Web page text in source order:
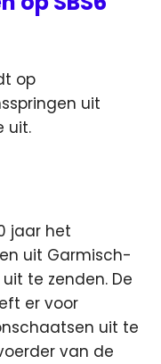
op
uit
uit.
jaar het
uit Garmisch-
te zenden. De
er voor
uit te
van de